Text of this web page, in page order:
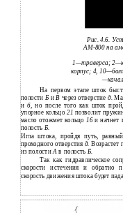
Рис. 4.6.
АМ-800 на
1—траверса;
корпус; 4,
На первом этапе шток
полостиБ иВ через отверстие д.
иб,но после того как шток
упорное кольцо21 позволит
масло отожмет кольцо 16и начнет
полость Б.
Игла штока, пройдя путь,
проходного отверстия д.Возрастет
из полостиАв полость Б.
Так как гидравлическое
скорости истечения и обратно
скорость движения штока будет